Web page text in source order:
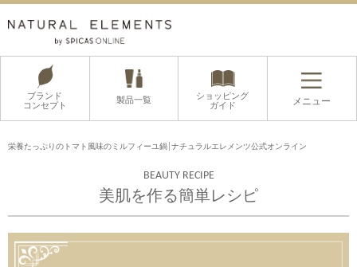
ブランド
コンセプト
製品一覧
ショッピング
ガイド
メニュー
栄養たっぷりのトマト風味のミルフィーユ鍋│ナチュラルエレメンツ公式オンライン
BEAUTY RECIPE
美肌を作る簡単レシピ